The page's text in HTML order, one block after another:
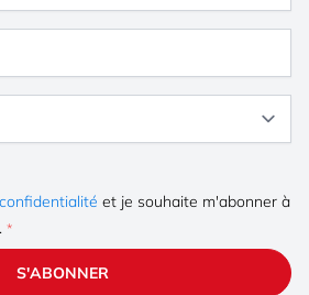
et je souhaite m'abonner à
S'ABONNER